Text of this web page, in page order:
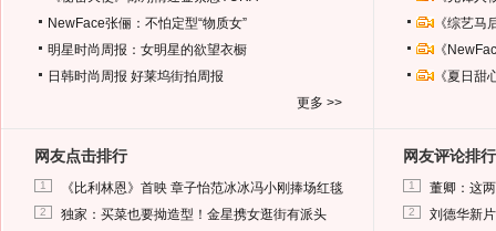
NewFace张俪：不怕定型“物质女”
明星时尚周报：女明星的欲望衣橱
日韩时尚周报 好莱坞街拍周报
更多 >>
《综艺
《
《夏日
网友点击排行
1 《比利林恩》首映 章子怡范冰冰冯小刚捧场红毯
2 独家：买菜也要拗造型！金星携女逛街有派头
网友评论排行
1 董卿：这
2 刘德华新